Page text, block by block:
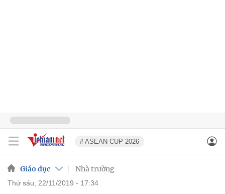
# ASEAN CUP 2026
Giáo dục Nhà trường
thứ sáu, 22/11/2019 - 17:34